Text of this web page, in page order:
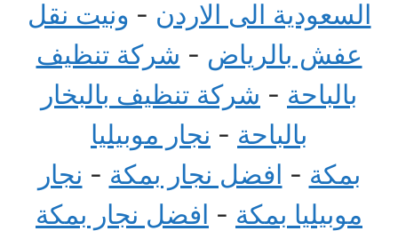
السعودية الى الاردن - ونيت نقل
عفش بالرياض - شركة تنظيف
بالباحة - شركة تنظيف بالبخار
بالباحة - نجار موبيليا
بمكة - افضل نجار بمكة - نجار
موبيليا بمكة - افضل نجار بمكة